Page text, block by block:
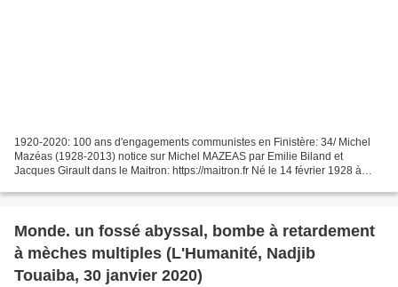
1920-2020: 100 ans d'engagements communistes en Finistère: 34/ Michel
Mazéas (1928-2013) notice sur Michel MAZEAS par Emilie Biland et
Jacques Girault dans le Maitron: https://maitron.fr Né le 14 février 1928 à
Monde. un fossé abyssal, bombe à retardement
à mèches multiples (L'Humanité, Nadjib
Touaiba, 30 janvier 2020)